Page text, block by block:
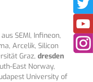
SEMI, Infineon,
Arcelik, Silicon
Graz,dresden
East Norway,
University of